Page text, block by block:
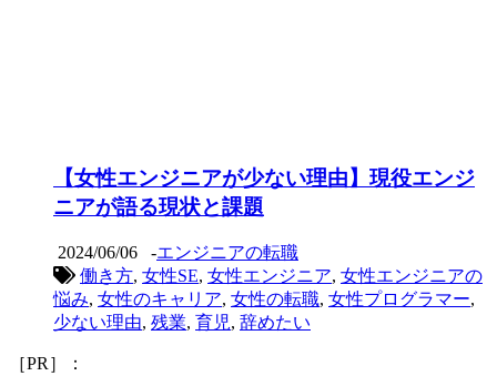
【女性エンジニアが少ない理由】現役エンジ
ニアが語る現状と課題
2024/06/06 -エンジニアの転職
働き方, 女性SE, 女性エンジニア, 女性エンジニアの
悩み, 女性のキャリア, 女性の転職, 女性プログラマー,
少ない理由, 残業, 育児, 辞めたい
［PR］：